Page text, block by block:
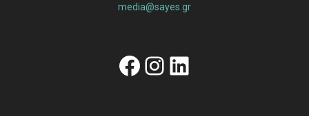
media@sayes.gr
Facebook
Instagram
Linkedin